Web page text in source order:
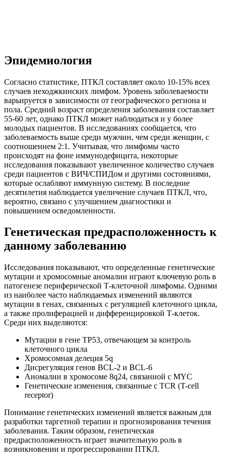
Эпидемиология
Согласно статистике, ПТКЛ составляет около 10-15% всех
случаев неходжкинских лимфом. Уровень заболеваемости
варьируется в зависимости от географического региона и
пола. Средний возраст определения заболевания составляет
55-60 лет, однако ПТКЛ может наблюдаться и у более
молодых пациентов. В исследованиях сообщается, что
заболеваемость выше среди мужчин, чем среди женщин, с
соотношением 2:1. Учитывая, что лимфомы часто
происходят на фоне иммунодефицита, некоторые
исследования показывают увеличенное количество случаев
среди пациентов с ВИЧ/СПИДом и другими состояниями,
которые ослабляют иммунную систему. В последние
десятилетия наблюдается увеличение случаев ПТКЛ, что,
вероятно, связано с улучшением диагностики и
повышением осведомленности.
Генетическая предрасположенность к
данному заболеванию
Исследования показывают, что определенные генетические
мутации и хромосомные аномалии играют ключевую роль в
патогенезе периферической Т-клеточной лимфомы. Одними
из наиболее часто наблюдаемых изменений являются
мутации в генах, связанных с регуляцией клеточного цикла,
а также пролиферацией и дифференцировкой Т-клеток.
Среди них выделяются:
Мутации в гене TP53, отвечающем за контроль
клеточного цикла
Хромосомная делеция 5q
Дисрегуляция генов BCL-2 и BCL-6
Аномалии в хромосоме 8q24, связанной с MYC
Генетические изменения, связанные с TCR (T-cell
receptor)
Понимание генетических изменений является важным для
разработки таргетной терапии и прогнозирования течения
заболевания. Таким образом, генетическая
предрасположенность играет значительную роль в
возникновении и прогрессировании ПТКЛ.